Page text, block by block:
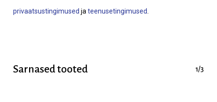
privaatsustingimused ja teenusetingimused
Sarnased tooted 1/3